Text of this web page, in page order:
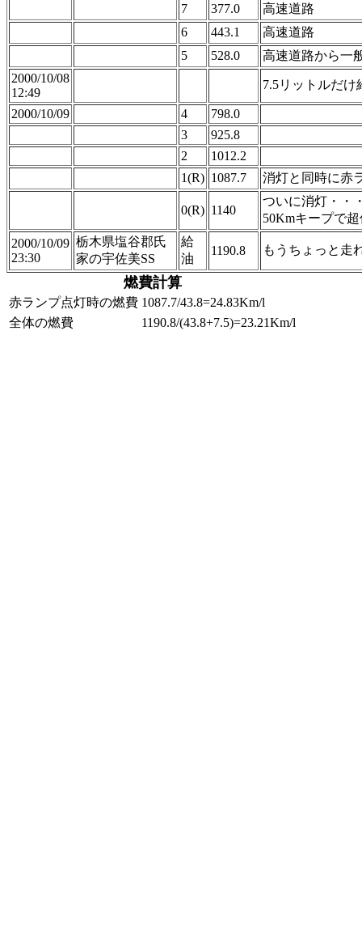
7
377.0
高速道路
6
443.1
高速道路
5
528.0
高速道路から一
2000/10/08
12:49
7.5リットルだ
2000/10/09 4
798.0
3
925.8
2
1012.2
1(R) 1087.7 消灯と同時に赤
0(R) 1140
ついに消灯・・
50Kmキープで
2000/10/09
23:30
栃木県塩谷郡氏
家の宇佐美SS
給
油
1190.8 もうちょっと走
燃費計算
赤ランプ点灯時の燃費 1087.7/43.8=24.83Km/l
全体の燃費
1190.8/(43.8+7.5)=23.21Km/l